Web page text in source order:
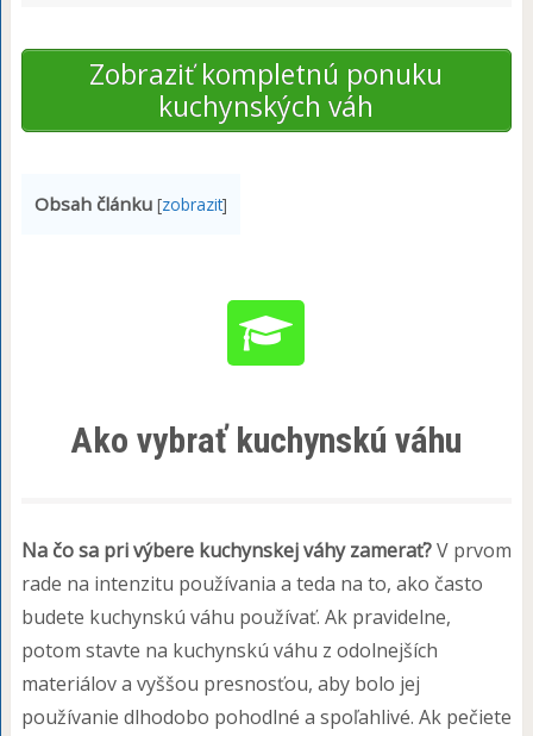
Zobraziť kompletnú ponuku
kuchynských váh
Obsah článku [zobrazit]
Ako vybrať kuchynskú váhu
Na čo sa pri výbere kuchynskej váhy zamerať?V prvom
rade na intenzitu používania a teda na to, ako často
budete kuchynskú váhu používať. Ak pravidelne,
potom stavte na kuchynskú váhu z odolnejších
materiálov a vyššou presnosťou, aby bolo jej
používanie dlhodobo pohodlné a spoľahlivé. Ak pečiete